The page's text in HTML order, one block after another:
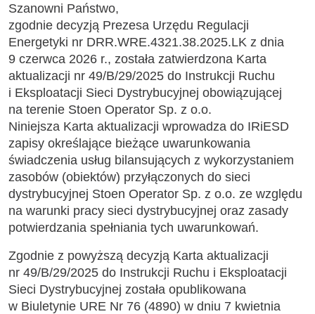
Szanowni Państwo,
zgodnie decyzją Prezesa Urzędu Regulacji
Energetyki nr DRR.WRE.4321.38.2025.LK z dnia
9 czerwca 2026 r., została zatwierdzona Karta
aktualizacji nr 49/B/29/2025 do Instrukcji Ruchu
i Eksploatacji Sieci Dystrybucyjnej obowiązującej
na terenie Stoen Operator Sp. z o.o.
Niniejsza Karta aktualizacji wprowadza do IRiESD
zapisy określające bieżące uwarunkowania
świadczenia usług bilansujących z wykorzystaniem
zasobów (obiektów) przyłączonych do sieci
dystrybucyjnej Stoen Operator Sp. z o.o. ze względu
na warunki pracy sieci dystrybucyjnej oraz zasady
potwierdzania spełniania tych uwarunkowań.
Zgodnie z powyższą decyzją Karta aktualizacji
nr 49/B/29/2025 do Instrukcji Ruchu i Eksploatacji
Sieci Dystrybucyjnej została opublikowana
w Biuletynie URE Nr 76 (4890) w dniu 7 kwietnia